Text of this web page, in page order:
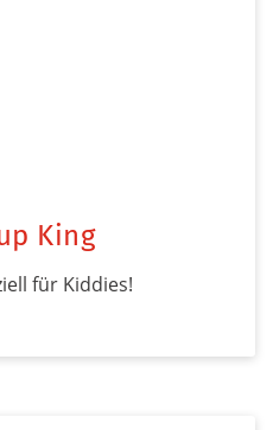
King
für Kiddies!